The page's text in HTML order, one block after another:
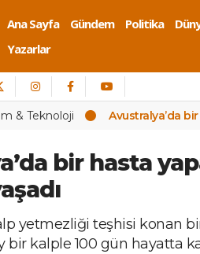
Ana Sayfa Gündem Politika
Yazarlar
& Teknoloji Avustralya’da
bir hasta
yetmezliği teşhisi konan
kalple 100 gün hayatta